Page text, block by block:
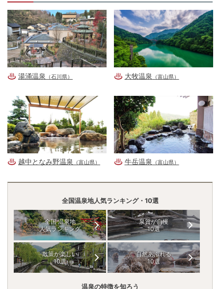
湯涌温泉 （石川県） 大牧温泉 （富山県）
越中となみ野温泉 （富山県） 牛岳温泉 （富山県）
全国温泉地人気ランキング・10選
全国 温泉地
人気ランキング
泉質が自慢
10選
散策が楽しい
10選
自然あふれる
10選
温泉の特徴を知ろう